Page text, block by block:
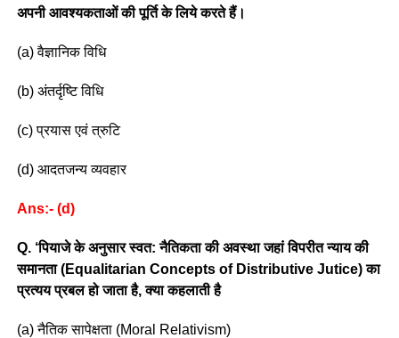
अपनी आवश्यकताओं की पूर्ति के लिये करते हैं।
(a) वैज्ञानिक विधि
(b) अंतर्दृष्टि विधि
(c) प्रयास एवं त्रुटि
(d) आदतजन्य व्यवहार
Ans:- (d)
Q. ‘पियाजे के अनुसार स्वत: नैतिकता की अवस्था जहां विपरीत न्याय की
समानता (Equalitarian Concepts of Distributive Jutice) का
प्रत्यय प्रबल हो जाता है, क्या कहलाती है
(a) नैतिक सापेक्षता (Moral Relativism)